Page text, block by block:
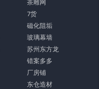
茶雕网
7货
磁化阻垢
玻璃幕墙
苏州东方龙
错案多多
厂房铺
东仓造材